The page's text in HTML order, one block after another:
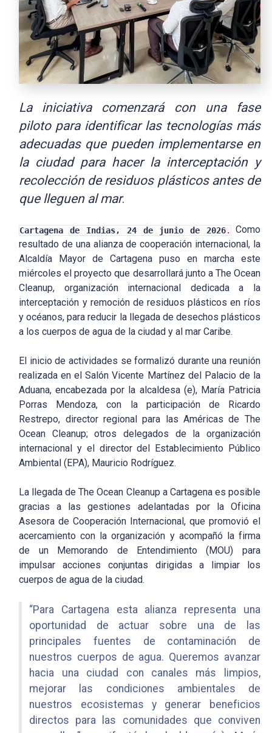
La iniciativa comenzará con una fase
piloto para identificar las tecnologías más
adecuadas que pueden implementarse en
la ciudad para hacer la interceptación y
recolección de residuos plásticos antes de
que lleguen al mar.
Cartagena de Indias, 24 de junio de 2026.
Como
resultado de una alianza de cooperación internacional, la
Alcaldía Mayor de Cartagena puso en marcha este
miércoles el proyecto que desarrollará junto a The Ocean
Cleanup, organización internacional dedicada a la
interceptación y remoción de residuos plásticos en ríos
y océanos, para reducir la llegada de desechos plásticos
a los cuerpos de agua de la ciudad y al mar Caribe.
El inicio de actividades se formalizó durante una reunión
realizada en el Salón Vicente Martínez del Palacio de la
Aduana, encabezada por la alcaldesa (e), María Patricia
Porras Mendoza, con la participación de Ricardo
Restrepo, director regional para las Américas de The
Ocean Cleanup; otros delegados de la organización
internacional y el director del Establecimiento Público
Ambiental (EPA), Mauricio Rodríguez.
La llegada de The Ocean Cleanup a Cartagena es posible
gracias a las gestiones adelantadas por la Oficina
Asesora de Cooperación Internacional, que promovió el
acercamiento con la organización y acompañó la firma
de un Memorando de Entendimiento (MOU) para
impulsar acciones conjuntas dirigidas a limpiar los
cuerpos de agua de la ciudad.
“Para Cartagena esta alianza representa una
oportunidad de actuar sobre una de las
principales fuentes de contaminación de
nuestros cuerpos de agua. Queremos avanzar
hacia una ciudad con canales más limpios,
mejorar las condiciones ambientales de
nuestros ecosistemas y generar beneficios
directos para las comunidades que conviven